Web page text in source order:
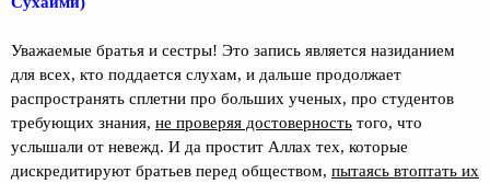
t
r
Уважаемые братья и сестры! Это запись является назиданием
для всех, кто поддается слухам, и дальше продолжает
распространять сплетни про больших ученых, про студентов
требующих знания, не проверяя достоверность того, что
услышали от невежд. И да простит Аллах тех, которые
дискредитируют братьев перед обществом, пытаясь втоптать их